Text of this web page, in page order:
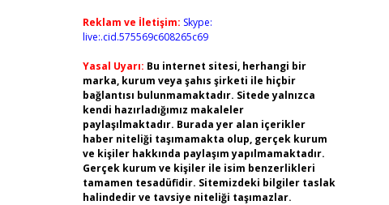
Reklam ve İletişim: Skype:
live:.cid.575569c608265c69
Yasal Uyarı: Bu internet sitesi, herhangi bir
marka, kurum veya şahıs şirketi ile hiçbir
bağlantısı bulunmamaktadır. Sitede yalnızca
kendi hazırladığımız makaleler
paylaşılmaktadır. Burada yer alan içerikler
haber niteliği taşımamakta olup, gerçek kurum
ve kişiler hakkında paylaşım yapılmamaktadır.
Gerçek kurum ve kişiler ile isim benzerlikleri
tamamen tesadüfidir. Sitemizdeki bilgiler taslak
halindedir ve tavsiye niteliği taşımazlar.